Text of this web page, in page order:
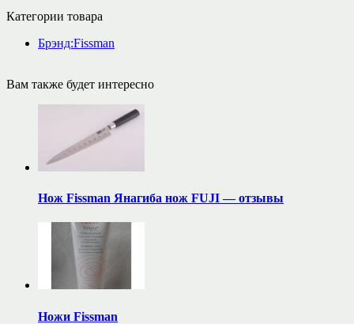
Категории товара
Брэнд:Fissman
Вам также будет интересно
Нож Fissman Янагиба нож FUJI — отзывы
Ножи Fissman